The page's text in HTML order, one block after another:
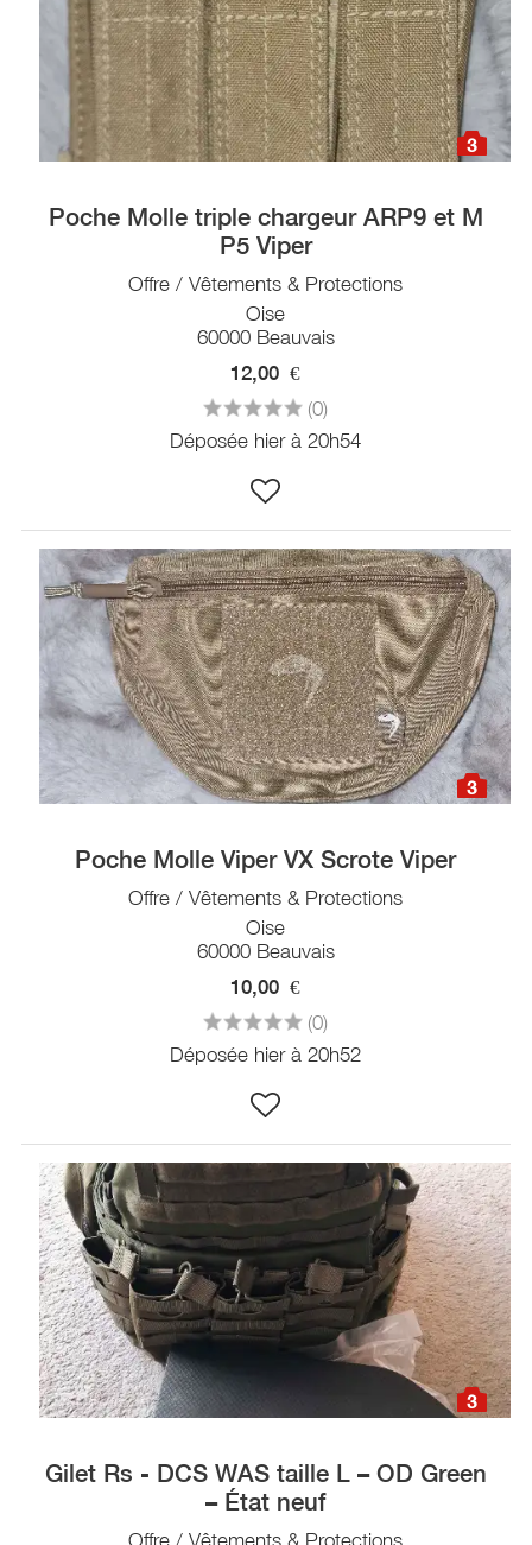
3
Poche Molle triple chargeur ARP9 et M
P5 Viper
Offre / Vêtements & Protections
Oise
60000 Beauvais
12,00 €
(0)
Déposée hier à 20h54
3
Poche Molle Viper VX Scrote Viper
Offre / Vêtements & Protections
Oise
60000 Beauvais
10,00 €
(0)
Déposée hier à 20h52
3
Gilet Rs - DCS WAS taille L – OD Green
– État neuf
Offre / Vêtements & Protections